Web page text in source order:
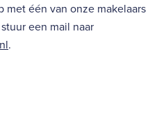
met één van onze makelaars
een mail naar
.